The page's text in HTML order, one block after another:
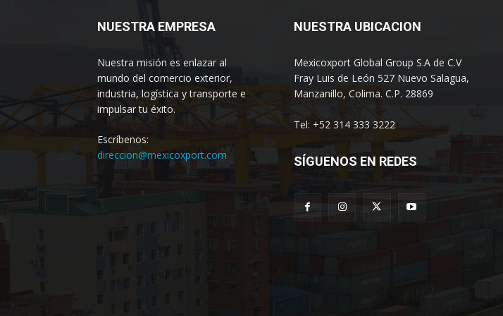
NUESTRA EMPRESA
Nuestra misión es enlazar al
mundo del comercio exterior,
industria, logística y transporte e
impulsar tu éxito.
Escríbenos:
direccion@mexicoxport.com
NUESTRA UBICACION
Mexicoxport Global Group S.A de C.V
Fray Luis de León 527 Nuevo Salagua,
Manzanillo, Colima. C.P. 28869
Tel: +52 314 333 3222
SÍGUENOS EN REDES